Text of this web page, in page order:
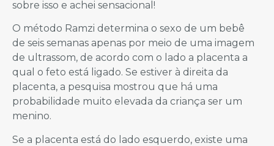
sobre isso e achei sensacional!
O método Ramzi determina o sexo de um bebê
de seis semanas apenas por meio de uma imagem
de ultrassom, de acordo com o lado a placenta a
qual o feto está ligado. Se estiver à direita da
placenta, a pesquisa mostrou que há uma
probabilidade muito elevada da criança ser um
menino.
Se a placenta está do lado esquerdo, existe uma